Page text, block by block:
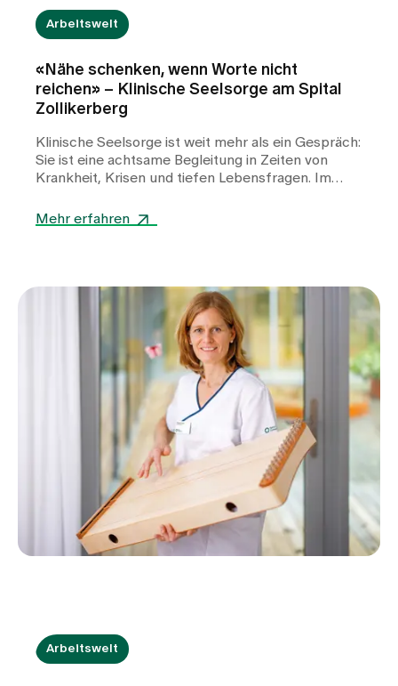
Arbeitswelt
«Nähe schenken, wenn Worte nicht
reichen» – Klinische Seelsorge am Spital
Zollikerberg
Klinische Seelsorge ist weit mehr als ein Gespräch:
Sie ist eine achtsame Begleitung in Zeiten von
Krankheit, Krisen und tiefen Lebensfragen. Im
Erfahrungen als Spitalseelsorger – von stillen
belastenden Situationen Halt, Trost und
Orientierung zu geben.
Mehr erfahren
Arbeitswelt